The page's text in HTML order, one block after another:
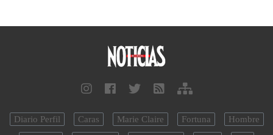
Diario Perfil Caras Marie Claire Fortuna
Hombre